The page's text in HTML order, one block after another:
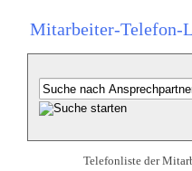
Mitarbeiter-Telefon-
Telefonliste der